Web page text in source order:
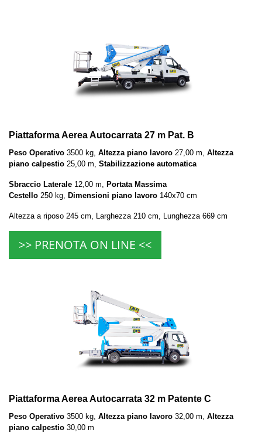
Piattaforma Aerea Autocarrata 27 m Pat. B
Peso Operativo 3500 kg, Altezza piano lavoro 27,00 m, Altezza
piano calpestio 25,00 m, Stabilizzazione automatica
Sbraccio Laterale 12,00 m,
Portata Massima
Cestello 250 kg, Dimensioni piano lavoro 140x70 cm
Altezza a riposo 245 cm, Larghezza 210 cm, Lunghezza 669 cm
>> PRENOTA ON LINE <<
Piattaforma Aerea Autocarrata 32 m Patente C
Peso Operativo 3500 kg, Altezza piano lavoro 32,00 m, Altezza
piano calpestio 30,00 m